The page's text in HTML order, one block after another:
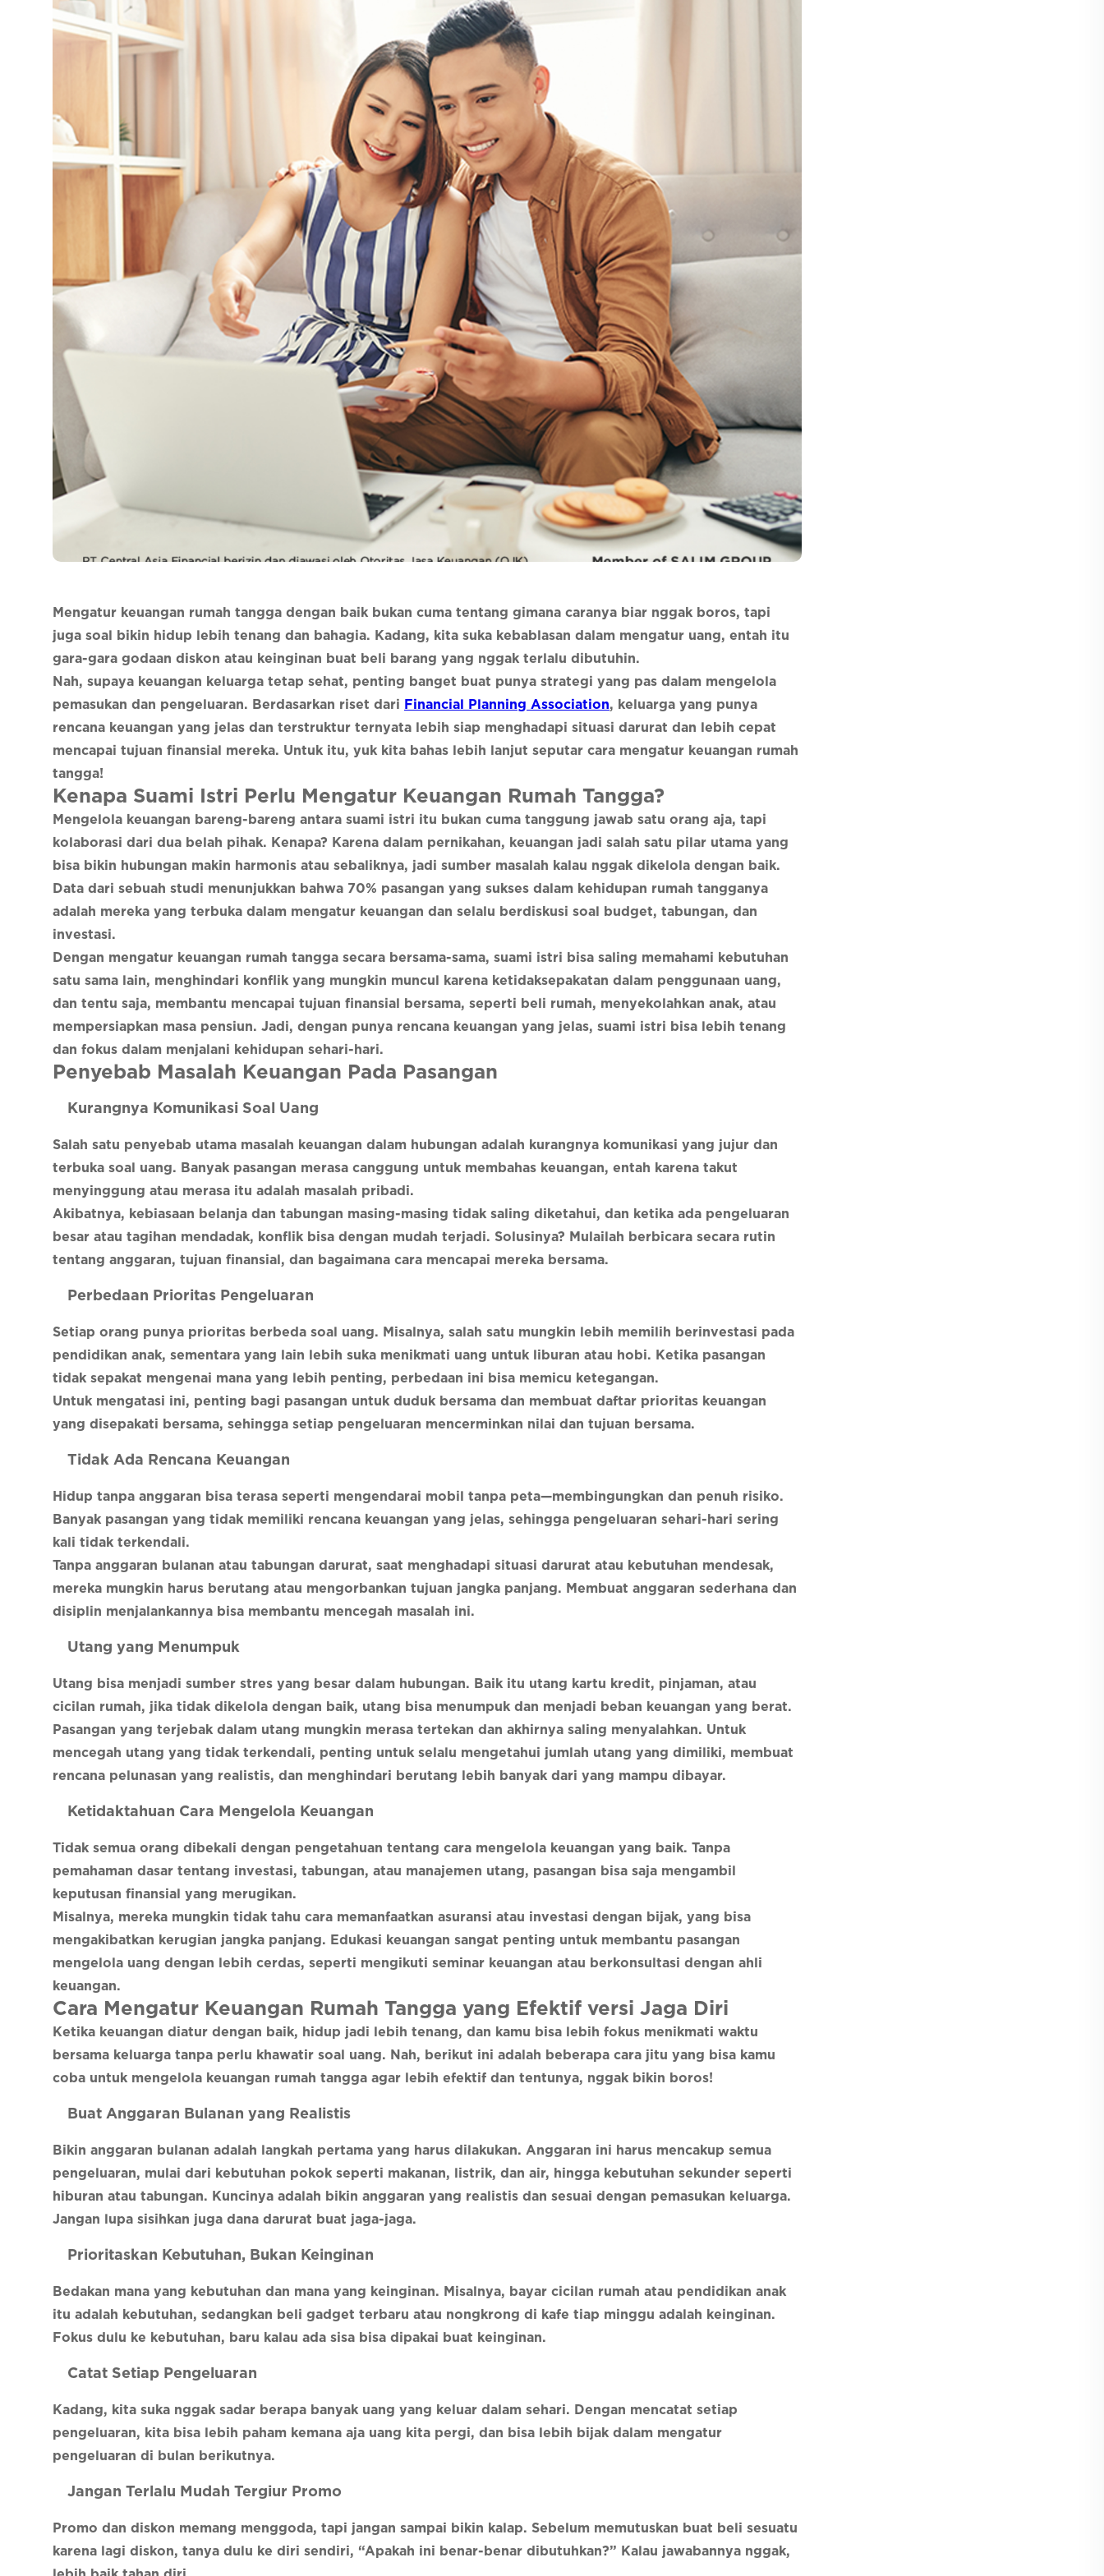
Selfcare
Mengatur keuangan rumah tangga dengan baik bukan cuma tentang gimana caranya biar nggak boros, tapi
juga soal bikin hidup lebih tenang dan bahagia. Kadang, kita suka kebablasan dalam mengatur uang, entah itu
gara-gara godaan diskon atau keinginan buat beli barang yang nggak terlalu dibutuhin.
Nah, supaya keuangan keluarga tetap sehat, penting banget buat punya strategi yang pas dalam mengelola
pemasukan dan pengeluaran. Berdasarkan riset dari Financial Planning Association, keluarga yang punya
rencana keuangan yang jelas dan terstruktur ternyata lebih siap menghadapi situasi darurat dan lebih cepat
mencapai tujuan finansial mereka. Untuk itu, yuk kita bahas lebih lanjut seputar cara mengatur keuangan rumah
tangga!
Kenapa Suami Istri Perlu Mengatur Keuangan Rumah Tangga?
Mengelola keuangan bareng-bareng antara suami istri itu bukan cuma tanggung jawab satu orang aja, tapi
kolaborasi dari dua belah pihak. Kenapa? Karena dalam pernikahan, keuangan jadi salah satu pilar utama yang
bisa bikin hubungan makin harmonis atau sebaliknya, jadi sumber masalah kalau nggak dikelola dengan baik.
Data dari sebuah studi menunjukkan bahwa 70% pasangan yang sukses dalam kehidupan rumah tangganya
adalah mereka yang terbuka dalam mengatur keuangan dan selalu berdiskusi soal budget, tabungan, dan
investasi.
Dengan mengatur keuangan rumah tangga secara bersama-sama, suami istri bisa saling memahami kebutuhan
satu sama lain, menghindari konflik yang mungkin muncul karena ketidaksepakatan dalam penggunaan uang,
dan tentu saja, membantu mencapai tujuan finansial bersama, seperti beli rumah, menyekolahkan anak, atau
mempersiapkan masa pensiun. Jadi, dengan punya rencana keuangan yang jelas, suami istri bisa lebih tenang
dan fokus dalam menjalani kehidupan sehari-hari.
Penyebab Masalah Keuangan Pada Pasangan
Kurangnya Komunikasi Soal Uang
Salah satu penyebab utama masalah keuangan dalam hubungan adalah kurangnya komunikasi yang jujur dan
terbuka soal uang. Banyak pasangan merasa canggung untuk membahas keuangan, entah karena takut
menyinggung atau merasa itu adalah masalah pribadi.
Akibatnya, kebiasaan belanja dan tabungan masing-masing tidak saling diketahui, dan ketika ada pengeluaran
besar atau tagihan mendadak, konflik bisa dengan mudah terjadi. Solusinya? Mulailah berbicara secara rutin
tentang anggaran, tujuan finansial, dan bagaimana cara mencapai mereka bersama.
Perbedaan Prioritas Pengeluaran
Setiap orang punya prioritas berbeda soal uang. Misalnya, salah satu mungkin lebih memilih berinvestasi pada
pendidikan anak, sementara yang lain lebih suka menikmati uang untuk liburan atau hobi. Ketika pasangan
tidak sepakat mengenai mana yang lebih penting, perbedaan ini bisa memicu ketegangan.
Untuk mengatasi ini, penting bagi pasangan untuk duduk bersama dan membuat daftar prioritas keuangan
yang disepakati bersama, sehingga setiap pengeluaran mencerminkan nilai dan tujuan bersama.
Tidak Ada Rencana Keuangan
Hidup tanpa anggaran bisa terasa seperti mengendarai mobil tanpa peta—membingungkan dan penuh risiko.
Banyak pasangan yang tidak memiliki rencana keuangan yang jelas, sehingga pengeluaran sehari-hari sering
kali tidak terkendali.
Tanpa anggaran bulanan atau tabungan darurat, saat menghadapi situasi darurat atau kebutuhan mendesak,
mereka mungkin harus berutang atau mengorbankan tujuan jangka panjang. Membuat anggaran sederhana dan
disiplin menjalankannya bisa membantu mencegah masalah ini.
Utang yang Menumpuk
Utang bisa menjadi sumber stres yang besar dalam hubungan. Baik itu utang kartu kredit, pinjaman, atau
cicilan rumah, jika tidak dikelola dengan baik, utang bisa menumpuk dan menjadi beban keuangan yang berat.
Pasangan yang terjebak dalam utang mungkin merasa tertekan dan akhirnya saling menyalahkan. Untuk
mencegah utang yang tidak terkendali, penting untuk selalu mengetahui jumlah utang yang dimiliki, membuat
rencana pelunasan yang realistis, dan menghindari berutang lebih banyak dari yang mampu dibayar.
Ketidaktahuan Cara Mengelola Keuangan
Tidak semua orang dibekali dengan pengetahuan tentang cara mengelola keuangan yang baik. Tanpa
pemahaman dasar tentang investasi, tabungan, atau manajemen utang, pasangan bisa saja mengambil
keputusan finansial yang merugikan.
Misalnya, mereka mungkin tidak tahu cara memanfaatkan asuransi atau investasi dengan bijak, yang bisa
mengakibatkan kerugian jangka panjang. Edukasi keuangan sangat penting untuk membantu pasangan
mengelola uang dengan lebih cerdas, seperti mengikuti seminar keuangan atau berkonsultasi dengan ahli
keuangan.
Cara Mengatur Keuangan Rumah Tangga yang Efektif versi Jaga Diri
Ketika keuangan diatur dengan baik, hidup jadi lebih tenang, dan kamu bisa lebih fokus menikmati waktu
bersama keluarga tanpa perlu khawatir soal uang. Nah, berikut ini adalah beberapa cara jitu yang bisa kamu
coba untuk mengelola keuangan rumah tangga agar lebih efektif dan tentunya, nggak bikin boros!
Buat Anggaran Bulanan yang Realistis
Bikin anggaran bulanan adalah langkah pertama yang harus dilakukan. Anggaran ini harus mencakup semua
pengeluaran, mulai dari kebutuhan pokok seperti makanan, listrik, dan air, hingga kebutuhan sekunder seperti
hiburan atau tabungan. Kuncinya adalah bikin anggaran yang realistis dan sesuai dengan pemasukan keluarga.
Jangan lupa sisihkan juga dana darurat buat jaga-jaga.
Prioritaskan Kebutuhan, Bukan Keinginan
Bedakan mana yang kebutuhan dan mana yang keinginan. Misalnya, bayar cicilan rumah atau pendidikan anak
itu adalah kebutuhan, sedangkan beli gadget terbaru atau nongkrong di kafe tiap minggu adalah keinginan.
Fokus dulu ke kebutuhan, baru kalau ada sisa bisa dipakai buat keinginan.
Catat Setiap Pengeluaran
Kadang, kita suka nggak sadar berapa banyak uang yang keluar dalam sehari. Dengan mencatat setiap
pengeluaran, kita bisa lebih paham kemana aja uang kita pergi, dan bisa lebih bijak dalam mengatur
pengeluaran di bulan berikutnya.
Jangan Terlalu Mudah Tergiur Promo
Promo dan diskon memang menggoda, tapi jangan sampai bikin kalap. Sebelum memutuskan buat beli sesuatu
karena lagi diskon, tanya dulu ke diri sendiri, “Apakah ini benar-benar dibutuhkan?” Kalau jawabannya nggak,